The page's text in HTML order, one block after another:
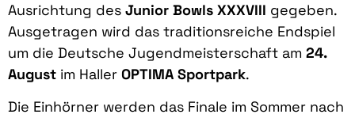
Ausrichtung des Junior Bowls XXXVIII gegeben.
Ausgetragen wird das traditionsreiche Endspiel
um die Deutsche Jugendmeisterschaft am 24.
August im Haller OPTIMA Sportpark.
Die Einhörner werden das Finale im Sommer nach